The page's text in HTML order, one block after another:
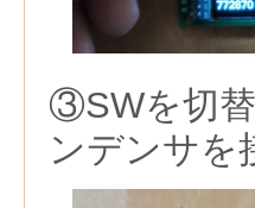
③SWを切
ンデンサを